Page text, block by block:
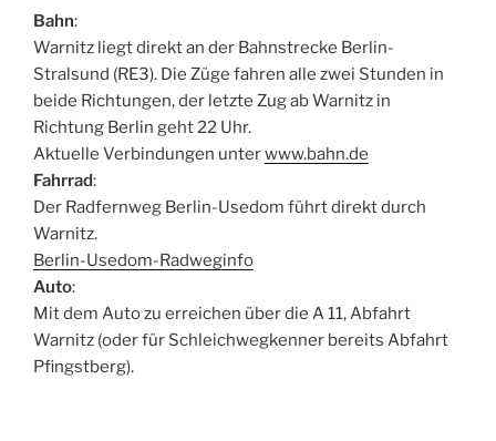
Bahn:
Warnitz liegt direkt an der Bahnstrecke Berlin-
Stralsund (RE3). Die Züge fahren alle zwei Stunden in
beide Richtungen, der letzte Zug ab Warnitz in
Richtung Berlin geht 22 Uhr.
Aktuelle Verbindungen unterwww.bahn.de
Fahrrad:
Der Radfernweg Berlin-Usedom führt direkt durch
Warnitz.
Berlin-Usedom-Radweginfo
Auto:
Mit dem Auto zu erreichen über die A 11, Abfahrt
Warnitz (oder für Schleichwegkenner bereits Abfahrt
Pfingstberg).